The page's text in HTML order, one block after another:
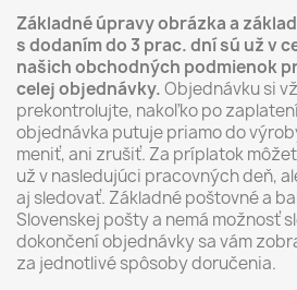
Základné úpravy obrázka a
s dodaním do 3 prac. dní sú už v
našich obchodných podmienok
celej objednávky.Objednávku si
prekontrolujte, nakoľko po
objednávka putuje priamo do
meniť, ani zrušiť. Za príplatok
už v nasledujúci pracovných deň,
aj sledovať. Základné poštovné a
Slovenskej pošty a nemá možnosť
dokončení objednávky sa vám
za jednotlivé spôsoby doručenia.